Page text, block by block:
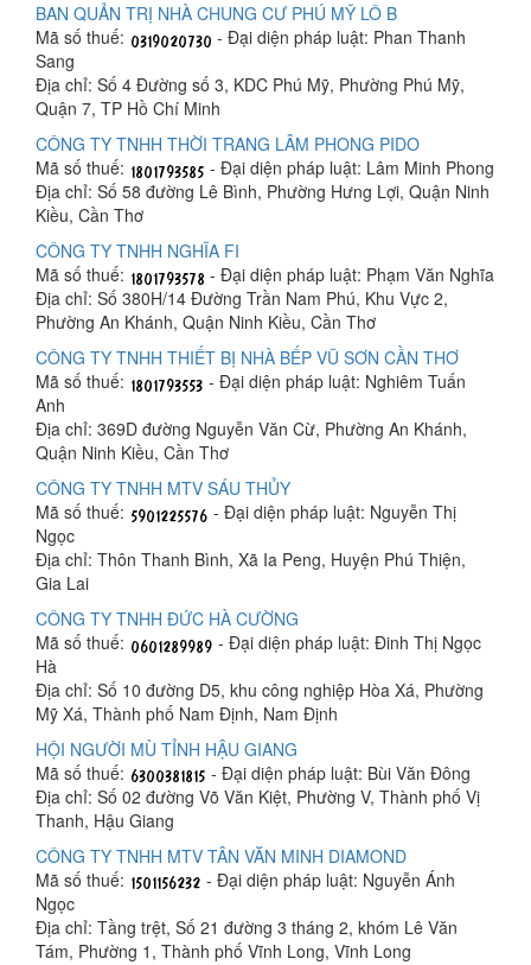
BAN QUẢN TRỊ NHÀ CHUNG CƯ PHÚ MỸ LÔ B
Mã số thuế:
- Đại diện pháp luật: Phan Thanh
Sang
Địa chỉ: Số 4 Đường số 3, KDC Phú Mỹ, Phường Phú Mỹ,
Quận 7, TP Hồ Chí Minh
CÔNG TY TNHH THỜI TRANG LÂM PHONG PIDO
Mã số thuế:
- Đại diện pháp luật: Lâm Minh Phong
Địa chỉ: Số 58 đường Lê Bình, Phường Hưng Lợi, Quận Ninh
Kiều, Cần Thơ
CÔNG TY TNHH NGHĨA FI
Mã số thuế:
- Đại diện pháp luật: Phạm Văn Nghĩa
Địa chỉ: Số 380H/14 Đường Trần Nam Phú, Khu Vực 2,
Phường An Khánh, Quận Ninh Kiều, Cần Thơ
CÔNG TY TNHH THIẾT BỊ NHÀ BẾP VŨ SƠN CẦN THƠ
Mã số thuế:
- Đại diện pháp luật: Nghiêm Tuấn
Anh
Địa chỉ: 369D đường Nguyễn Văn Cừ, Phường An Khánh,
Quận Ninh Kiều, Cần Thơ
CÔNG TY TNHH MTV SÁU THỦY
Mã số thuế:
- Đại diện pháp luật: Nguyễn Thị
Ngọc
Địa chỉ: Thôn Thanh Bình, Xã Ia Peng, Huyện Phú Thiện,
Gia Lai
CÔNG TY TNHH ĐỨC HÀ CƯỜNG
Mã số thuế:
- Đại diện pháp luật: Đinh Thị Ngọc
Hà
Địa chỉ: Số 10 đường D5, khu công nghiệp Hòa Xá, Phường
Mỹ Xá, Thành phố Nam Định, Nam Định
HỘI NGƯỜI MÙ TỈNH HẬU GIANG
Mã số thuế:
- Đại diện pháp luật: Bùi Văn Đông
Địa chỉ: Số 02 đường Võ Văn Kiệt, Phường V, Thành phố Vị
Thanh, Hậu Giang
CÔNG TY TNHH MTV TÂN VĂN MINH DIAMOND
Mã số thuế:
- Đại diện pháp luật: Nguyễn Ánh
Ngọc
Địa chỉ: Tầng trệt, Số 21 đường 3 tháng 2, khóm Lê Văn
Tám, Phường 1, Thành phố Vĩnh Long, Vĩnh Long